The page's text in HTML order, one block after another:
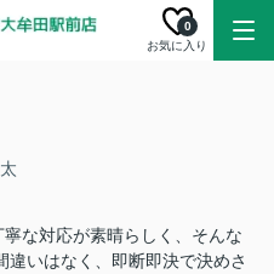
お気に入り
0
な対応が素晴らしく、そんな
いはなく、即断即決で決めさ